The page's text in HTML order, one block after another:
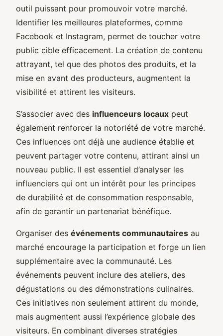
outil puissant pour promouvoir votre marché.
Identifier les meilleures plateformes, comme
Facebook et Instagram, permet de toucher votre
public cible efficacement. La création de contenu
attrayant, tel que des photos des produits, et la
mise en avant des producteurs, augmentent la
visibilité et attirent les visiteurs.
S’associer avec des influenceurs locaux peut
également renforcer la notoriété de votre marché.
Ces influences ont déjà une audience établie et
peuvent partager votre contenu, attirant ainsi un
nouveau public. Il est essentiel d’analyser les
influenciers qui ont un intérêt pour les principes
de durabilité et de consommation responsable,
afin de garantir un partenariat bénéfique.
Organiser des événements communautaires au
marché encourage la participation et forge un lien
supplémentaire avec la communauté. Les
événements peuvent inclure des ateliers, des
dégustations ou des démonstrations culinaires.
Ces initiatives non seulement attirent du monde,
mais augmentent aussi l’expérience globale des
visiteurs. En combinant diverses stratégies